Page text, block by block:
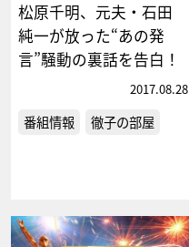
松原千明、元夫・石田
純一が放った“あの発
言”騒動の裏話を告白！
2017.08.28
番組情報 徹子の部屋